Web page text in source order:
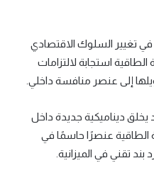
في تغيير السلوك الاقتصادي
استجابة لالتزامات
إلى عنصر منافسة داخلي.
يخلق ديناميكية جديدة داخل
الطاقية عنصرًا حاسمًا في
تقني في الميزانية.